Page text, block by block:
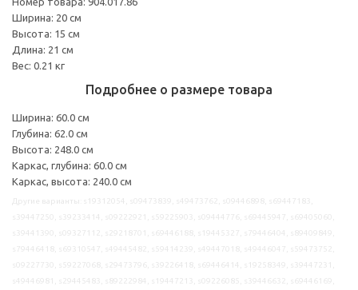
Ширина: 20 см
Высота: 15 см
Длина: 21 см
Вес: 0.21 кг
Подробнее о размере товара
Ширина: 60.0 см
Глубина: 62.0 см
Высота: 248.0 см
Каркас, глубина: 60.0 см
Каркас, высота: 240.0 см